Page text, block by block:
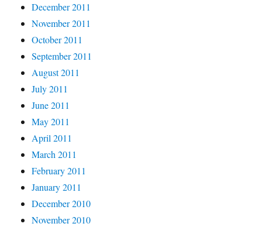
December 2011
November 2011
October 2011
September 2011
August 2011
July 2011
June 2011
May 2011
April 2011
March 2011
February 2011
January 2011
December 2010
November 2010